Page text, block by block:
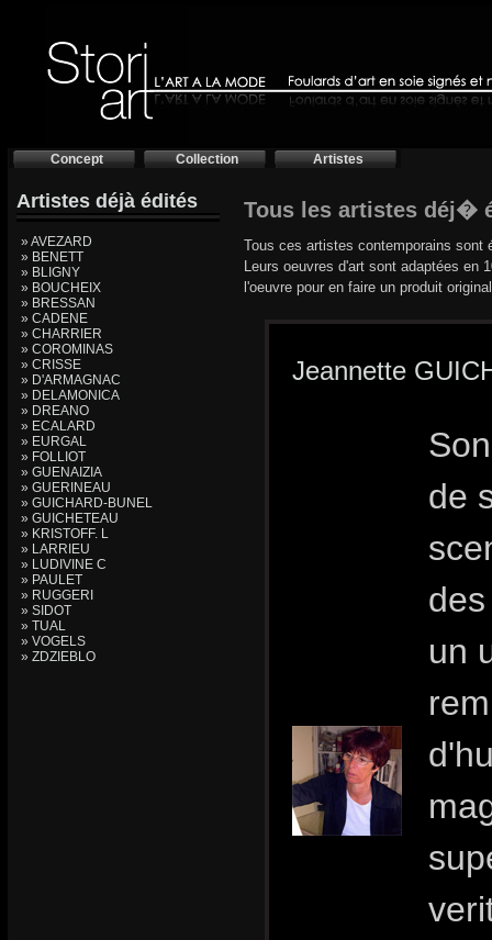
Concept Collection Artistes
Artistes déjà édités
» AVEZARD
» BENETT
» BLIGNY
» BOUCHEIX
» BRESSAN
» CADENE
» CHARRIER
» COROMINAS
» CRISSE
» D'ARMAGNAC
» DELAMONICA
» DREANO
» ECALARD
» EURGAL
» FOLLIOT
» GUENAIZIA
» GUERINEAU
» GUICHARD-BUNEL
» GUICHETEAU
» KRISTOFF. L
» LARRIEU
» LUDIVINE C
» PAULET
» RUGGERI
» SIDOT
» TUAL
» VOGELS
» ZDZIEBLO
Tous les artistes déj�
Tous ces artistes contemporains sont
Leurs oeuvres d'art sont adaptées en
l'oeuvre pour en faire un produit
Jeannette
de
un